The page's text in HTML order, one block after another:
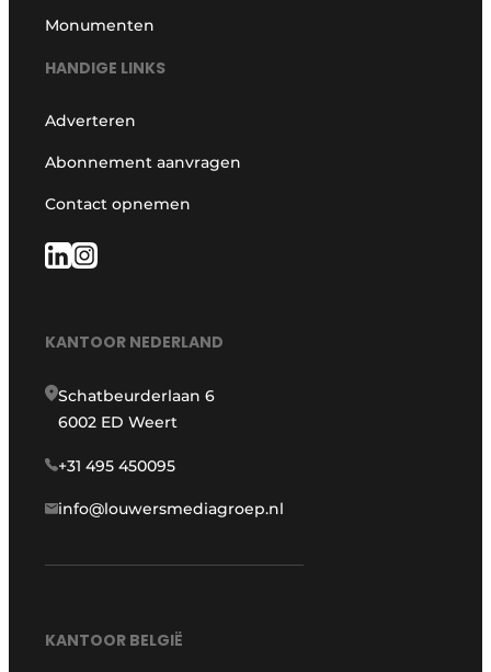
Monumenten
HANDIGE LINKS
Adverteren
Abonnement aanvragen
Contact opnemen
KANTOOR NEDERLAND
Schatbeurderlaan 6
6002 ED Weert
+31 495 450095
info@louwersmediagroep.nl
KANTOOR BELGIË